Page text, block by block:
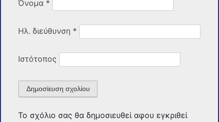
Όνομα *
Ηλ. διεύθυνση *
Ιστότοπος
Το σχόλιο σας θα δημοσιευθεί αφου εγκριθεί